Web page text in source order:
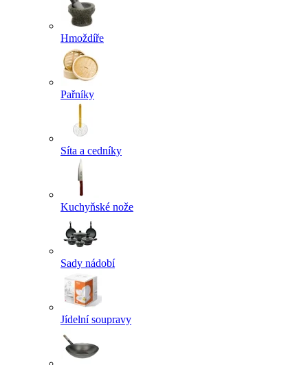
Hmoždíře
Pařníky
Síta a cedníky
Kuchyňské nože
Sady nádobí
Jídelní soupravy